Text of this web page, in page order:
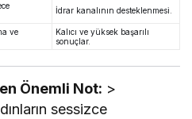
İdrar kanalının desteklenmesi.
ve
Kalıcı ve yüksek başarılı
sonuçlar.
Önemli Not: >
sessizce